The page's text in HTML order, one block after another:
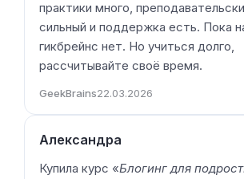
практики много,
сильный и поддержка есть. Пока
гикбрейнс нет. Но учиться долго,
рассчитывайте своё время.
GeekBrains22.03.2026
Александра
Купила курс «Блогинг для